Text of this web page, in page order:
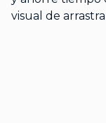
visual de